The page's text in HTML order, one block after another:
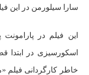
سارا سیلورمن در این
این فیلم در
اسکورسیزی در ابتدا